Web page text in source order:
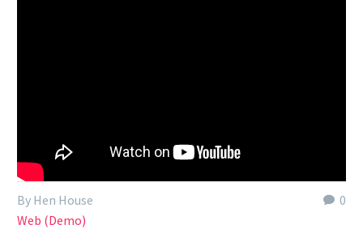
0
By Hen House
Web (Demo)